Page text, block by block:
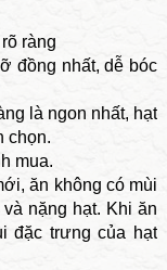
ràng
đồng nhất, dễ bóc
là ngon nhất, hạt
chọn.
mua.
ăn không có mùi
nặng hạt. Khi ăn
đặc trưng của hạt